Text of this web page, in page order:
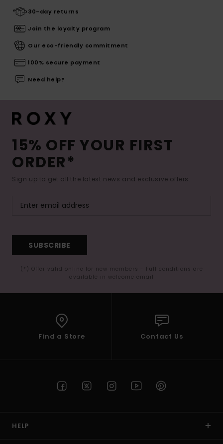
30-day returns
Join the loyalty program
Our eco-friendly commitment
100% secure payment
Need help?
15% OFF YOUR FIRST
ORDER*
Sign up to get all the latest news and exclusive offers.
SUBSCRIBE
(*) Offer valid online for new members - Full conditions are
available in welcome email
Find a Store Contact Us
HELP